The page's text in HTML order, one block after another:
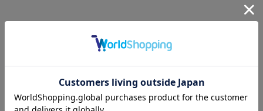
長時間の着用でも型崩れしにくく、お手入れが簡単なイージーケ
ア仕様で、デイリーに活躍するアイテムです。
ビジネスシーンではジャケットと合わせて洗練されたスタイル
に、カジュアルシーンではチノパンやデニムと合わせてリラック
着る人の快適性にフォーカスして、さまざまな機能を有したテイ